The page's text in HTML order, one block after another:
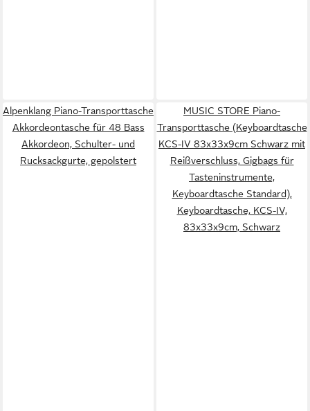
Alpenklang Piano-Transporttasche
Akkordeontasche für 48 Bass
Akkordeon, Schulter- und
Rucksackgurte, gepolstert
MUSIC STORE Piano-
Transporttasche (Keyboardtasche
KCS-IV 83x33x9cm Schwarz mit
Reißverschluss, Gigbags für
Tasteninstrumente,
Keyboardtasche Standard),
Keyboardtasche, KCS-IV,
83x33x9cm, Schwarz